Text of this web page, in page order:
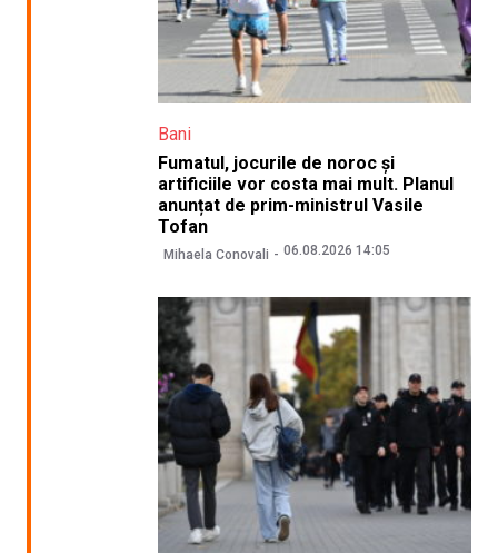
Bani
Fumatul, jocurile de noroc și
artificiile vor costa mai mult. Planul
anunțat de prim-ministrul Vasile
Tofan
Mihaela Conovali 06.08.2026 14:05